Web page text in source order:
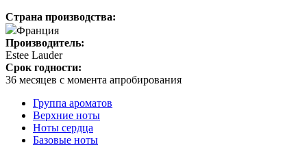
Страна производства:
Франция
Производитель:
Estee Lauder
Срок годности:
36 месяцев с момента апробирования
Группа ароматов
Верхние ноты
Ноты сердца
Базовые ноты